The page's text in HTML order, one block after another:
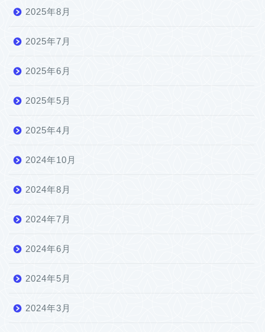
2025年8月
2025年7月
2025年6月
2025年5月
2025年4月
2024年10月
2024年8月
2024年7月
2024年6月
2024年5月
2024年3月